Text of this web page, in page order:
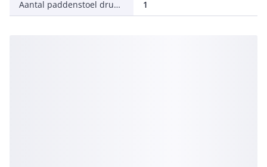
Aantal paddenstoel drukknoppen
1